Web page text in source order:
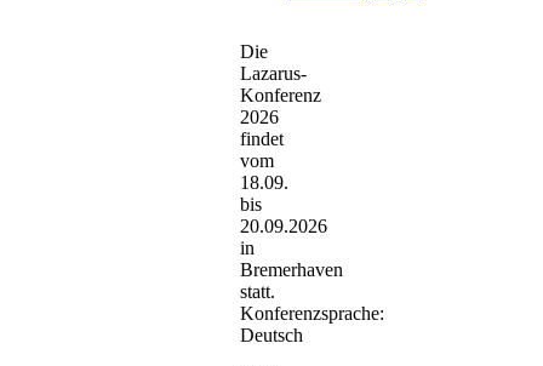
Die
Lazarus-
Konferenz
2026
findet
vom
18.09.
bis
20.09.2026
in
Bremerhaven
statt.
Konferenzsprache:
Deutsch